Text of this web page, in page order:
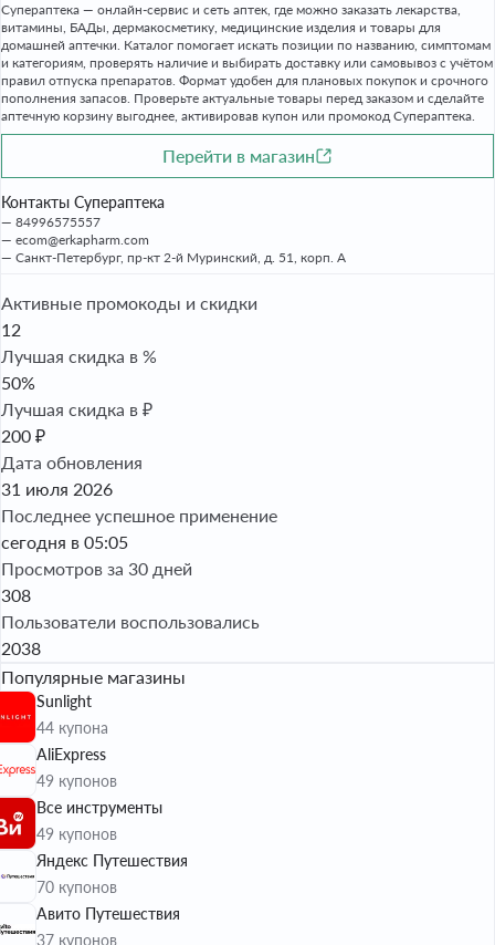
Супераптека — онлайн-сервис и сеть аптек, где можно заказать лекарства,
витамины, БАДы, дермакосметику, медицинские изделия и товары для
домашней аптечки. Каталог помогает искать позиции по названию, симптомам
и категориям, проверять наличие и выбирать доставку или самовывоз с учётом
правил отпуска препаратов. Формат удобен для плановых покупок и срочного
пополнения запасов. Проверьте актуальные товары перед заказом и сделайте
аптечную корзину выгоднее, активировав купон или промокод Супераптека.
Перейти в магазин
Контакты Супераптека
84996575557
ecom@erkapharm.com
Санкт-Петербург, пр-кт 2-й Муринский, д. 51, корп. А
Активные промокоды и скидки
12
Лучшая скидка в %
50%
Лучшая скидка в ₽
200 ₽
Дата обновления
31 июля 2026
Последнее успешное применение
сегодня в 05:05
Просмотров за 30 дней
308
Пользователи воспользовались
2038
Популярные магазины
Sunlight
44 купона
AliExpress
49 купонов
Все инструменты
49 купонов
Яндекс Путешествия
70 купонов
Авито Путешествия
37 купонов